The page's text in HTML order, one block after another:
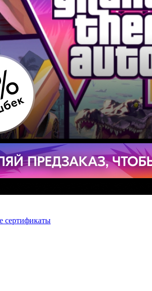
сертификаты